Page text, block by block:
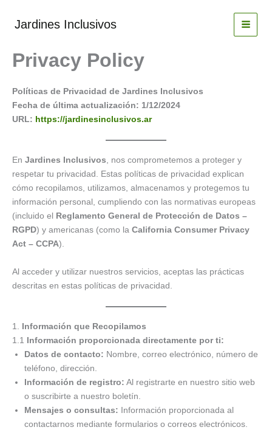
Jardines Inclusivos
Privacy Policy
Políticas de Privacidad de Jardines Inclusivos
Fecha de última actualización: 1/12/2024
URL: https://jardinesinclusivos.ar
En Jardines Inclusivos, nos comprometemos a proteger y
respetar tu privacidad. Estas políticas de privacidad explican
cómo recopilamos, utilizamos, almacenamos y protegemos tu
información personal, cumpliendo con las normativas europeas
(incluido el Reglamento General de Protección de Datos –
RGPD) y americanas (como la California Consumer Privacy
Act – CCPA).
Al acceder y utilizar nuestros servicios, aceptas las prácticas
descritas en estas políticas de privacidad.
1. Información que Recopilamos
1.1 Información proporcionada directamente por ti:
Datos de contacto: Nombre, correo electrónico, número de
teléfono, dirección.
Información de registro: Al registrarte en nuestro sitio web
o suscribirte a nuestro boletín.
Mensajes o consultas: Información proporcionada al
contactarnos mediante formularios o correos electrónicos.